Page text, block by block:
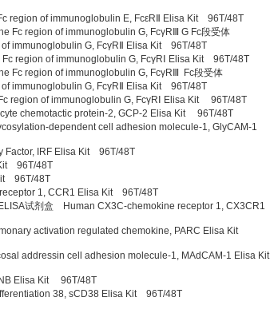
region of immunoglobulin E, FcεRⅡ Elisa Kit 96T/48T
Fc region of immunoglobulin G, FcγRⅢ G Fc段受体
immunoglobulin G, FcγRⅡ Elisa Kit 96T/48T
region of immunoglobulin G, FcγRⅠ Elisa Kit 96T/48T
Fc region of immunoglobulin G, FcγRⅢ Fc段受体
immunoglobulin G, FcγRⅡ Elisa Kit 96T/48T
region of immunoglobulin G, FcγRⅠ Elisa Kit 96T/48T
chemotactic protein-2, GCP-2 Elisa Kit 96T/48T
dependent cell adhesion molecule-1, GlyCAM-1
Factor, IRF Elisa Kit 96T/48T
96T/48T
96T/48T
1, CCR1 Elisa Kit 96T/48T
试剂盒 Human CX3C-chemokine receptor 1, CX3CR1
activation regulated chemokine, PARC Elisa Kit
addressin cell adhesion molecule-1, MAdCAM-1 Elisa Kit
Elisa Kit 96T/48T
38, sCD38 Elisa Kit 96T/48T